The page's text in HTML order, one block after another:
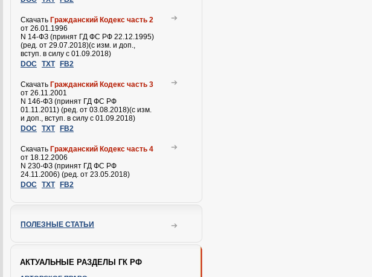
Скачать Гражданский Кодекс часть 2
от 26.01.1996
N 14-ФЗ (принят ГД ФС РФ 22.12.1995)
(ред. от 29.07.2018)(с изм. и доп.,
вступ. в силу с 01.09.2018)
DOC TXT FB2
Скачать Гражданский Кодекс часть 3
от 26.11.2001
N 146-ФЗ (принят ГД ФС РФ
01.11.2011) (ред. от 03.08.2018)(с изм.
и доп., вступ. в силу с 01.09.2018)
DOC TXT FB2
Скачать Гражданский Кодекс часть 4
от 18.12.2006
N 230-ФЗ (принят ГД ФС РФ
24.11.2006) (ред. от 23.05.2018)
DOC TXT FB2
ПОЛЕЗНЫЕ СТАТЬИ
АКТУАЛЬНЫЕ РАЗДЕЛЫ ГК РФ